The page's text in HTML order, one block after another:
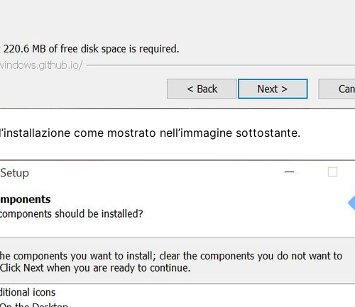
come mostrato nell’immagine sottostante.